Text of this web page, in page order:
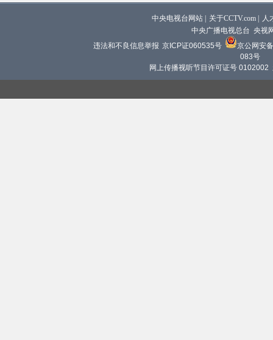
中央电视台网站 关于CCTV.com
人
中央广播电视总台 央视
违法和不良信息举报 京ICP证060535号
京公网安
083号
网上传播视听节目许可证号